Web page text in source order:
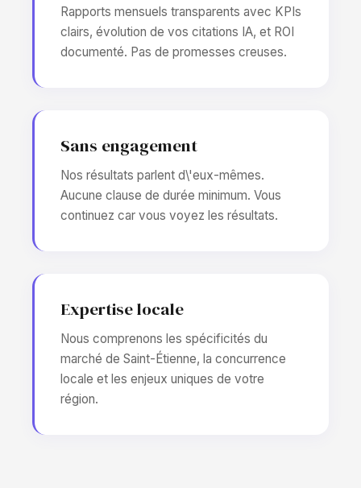
Rapports mensuels transparents avec KPIs
clairs, évolution de vos citations IA, et ROI
documenté. Pas de promesses creuses.
Sans engagement
Nos résultats parlent d\'eux-mêmes.
Aucune clause de durée minimum. Vous
continuez car vous voyez les résultats.
Expertise locale
Nous comprenons les spécificités du
marché de Saint-Étienne, la concurrence
locale et les enjeux uniques de votre
région.